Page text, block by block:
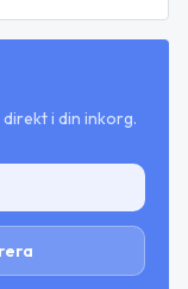
i din inkorg.